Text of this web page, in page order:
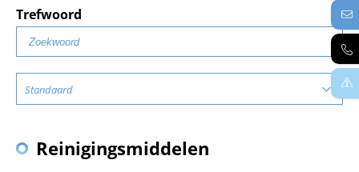
Contact
Downloads
Trefwoord
Standaard
Reinigingsmiddelen